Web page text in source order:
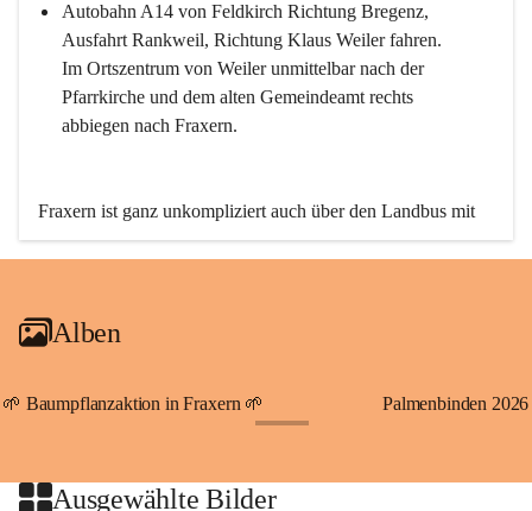
Autobahn A14 von Feldkirch Richtung Bregenz,
Ausfahrt Rankweil, Richtung Klaus Weiler fahren.
Im Ortszentrum von Weiler unmittelbar nach der
Pfarrkirche und dem alten Gemeindeamt rechts
abbiegen nach Fraxern.
Fraxern ist ganz unkompliziert auch über den Landbus mit
den öffentlichen Verkehrsmitteln zu erreichen. Die Linie
An Samstagen, Sonn- und Feiertagen können Sie bequem
persönlichen Linienbus zur gewünschten Zeit zu Ihrer
Haltestelle bestellen. Sowohl von Weiler kommend nach
beide Fahrten Weiler-Fraxern-Weiler.
Alben
🌱 Baumpflanzaktion in Fraxern 🌱 Palmenbinden 2026
Ausgewählte Bilder